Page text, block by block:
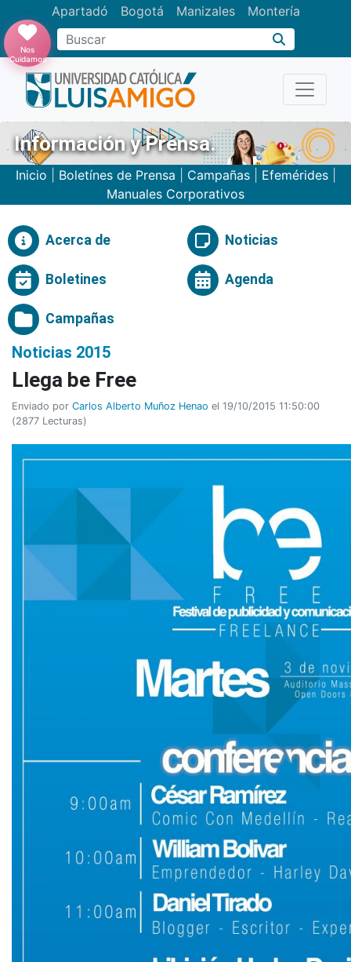
Apartadó Bogotá Manizales Montería
Buscar
Nos
Cuidamos
Información y Prensa.
Inicio Boletínes de Prensa Campañas| Efemérides|
Manuales Corporativos
Acerca de Noticias
Boletines Agenda
Campañas
Noticias 2015
Llega be Free
Enviado por Carlos Alberto Muñoz Henao el 19/10/2015 11:50:00
(2877 Lecturas)